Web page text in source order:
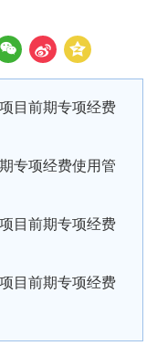
  
目前期专项经费
专项经费使用管
目前期专项经费
目前期专项经费